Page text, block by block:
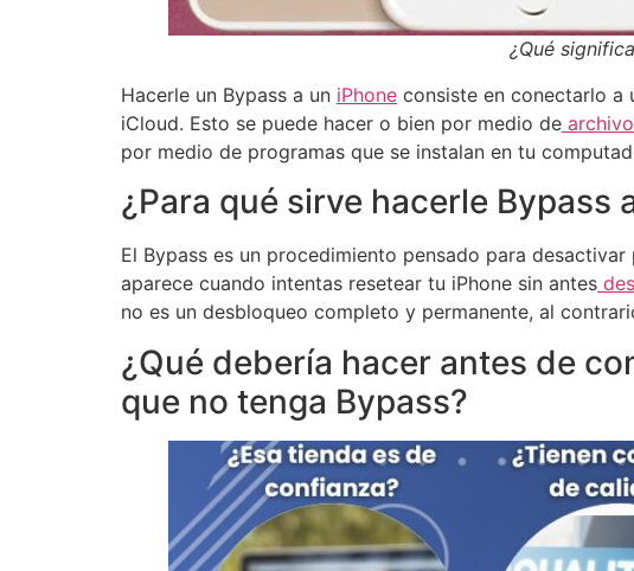
¿Qué
Hacerle un Bypass a un iPhone consiste en conectarlo a
iCloud. Esto se puede hacer o bien por medio de
por medio de programas que se instalan en tu
¿Para qué sirve hacerle Bypass
El Bypass es un procedimiento pensado para
aparece cuando intentas resetear tu iPhone sin antes
no es un desbloqueo completo y permanente, al
¿Qué debería hacer antes de
que no tenga Bypass?